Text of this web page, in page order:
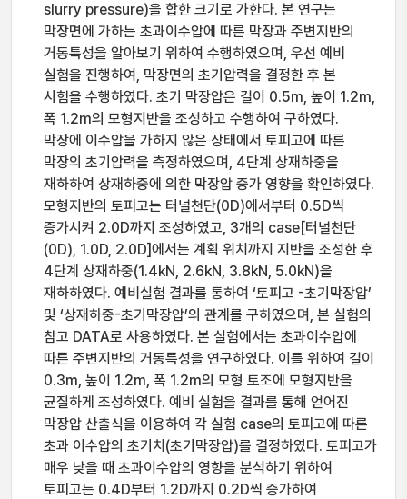
slurry pressure)을 합한 크기로 가한다. 본 연구는
막장면에 가하는 초과이수압에 따른 막장과 주변지반의
거동특성을 알아보기 위하여 수행하였으며, 우선 예비
실험을 진행하여, 막장면의 초기압력을 결정한 후 본
시험을 수행하였다. 초기 막장압은 길이 0.5m, 높이 1.2m,
폭 1.2m의 모형지반을 조성하고 수행하여 구하였다.
막장에 이수압을 가하지 않은 상태에서 토피고에 따른
막장의 초기압력을 측정하였으며, 4단계 상재하중을
재하하여 상재하중에 의한 막장압 증가 영향을 확인하였다.
모형지반의 토피고는 터널천단(0D)에서부터 0.5D씩
증가시켜 2.0D까지 조성하였고, 3개의 case[터널천단
(0D), 1.0D, 2.0D]에서는 계획 위치까지 지반을 조성한 후
4단계 상재하중(1.4kN, 2.6kN, 3.8kN, 5.0kN)을
재하하였다. 예비실험 결과를 통하여 ‘토피고 -초기막장압’
및 ‘상재하중-초기막장압’의 관계를 구하였으며, 본 실험의
참고 DATA로 사용하였다. 본 실험에서는 초과이수압에
따른 주변지반의 거동특성을 연구하였다. 이를 위하여 길이
0.3m, 높이 1.2m, 폭 1.2m의 모형 토조에 모형지반을
균질하게 조성하였다. 예비 실험을 결과를 통해 얻어진
막장압 산출식을 이용하여 각 실험 case의 토피고에 따른
초과 이수압의 초기치(초기막장압)를 결정하였다. 토피고가
매우 낮을 때 초과이수압의 영향을 분석하기 위하여
토피고는 0.4D부터 1.2D까지 0.2D씩 증가하여